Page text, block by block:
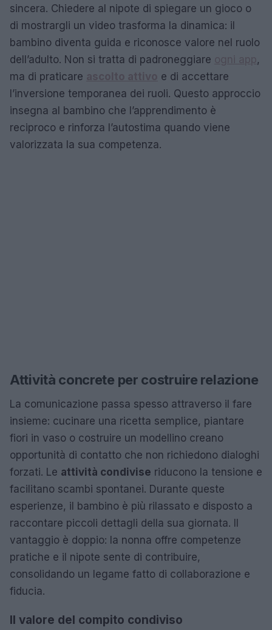
sincera. Chiedere al nipote di spiegare un gioco o
di mostrargli un video trasforma la dinamica: il
bambino diventa guida e riconosce valore nel ruolo
dell’adulto. Non si tratta di padroneggiare
,
ma di praticare
e di accettare
l’inversione temporanea dei ruoli. Questo approccio
insegna al bambino che l’apprendimento è
reciproco e rinforza l’autostima quando viene
valorizzata la sua competenza.
Attività concrete per costruire relazione
La comunicazione passa spesso attraverso il fare
insieme: cucinare una ricetta semplice, piantare
fiori in vaso o costruire un modellino creano
opportunità di contatto che non richiedono dialoghi
forzati. Le attività condivise riducono la tensione e
facilitano scambi spontanei. Durante queste
esperienze, il bambino è più rilassato e disposto a
raccontare piccoli dettagli della sua giornata. Il
vantaggio è doppio: la nonna offre competenze
pratiche e il nipote sente di contribuire,
consolidando un legame fatto di collaborazione e
fiducia.
Il valore del compito condiviso